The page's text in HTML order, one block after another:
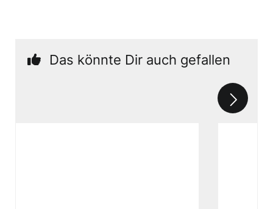
Das könnte Dir auch gefallen